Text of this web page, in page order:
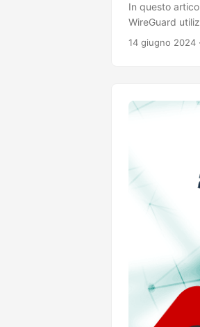
In questo
WireGuard
tutto il traffico
14 giugno 2024 ·